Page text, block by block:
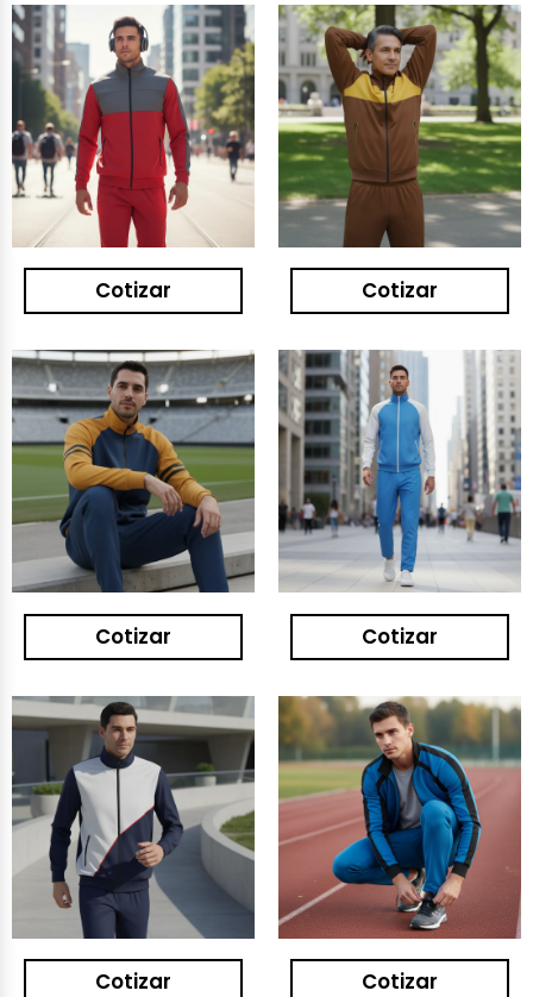
Cotizar Cotizar
Cotizar Cotizar
Cotizar Cotizar